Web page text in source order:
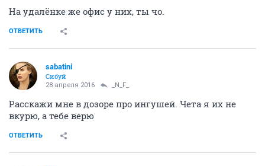
На удалёнке же офис у них, ты чо.
ОТВЕТИТЬ
sabatini
Сибуй
28 апреля 2016 _N_F_
Расскажи мне в дозоре про ингушей. Чета я их не
вкурю, а тебе верю
ОТВЕТИТЬ